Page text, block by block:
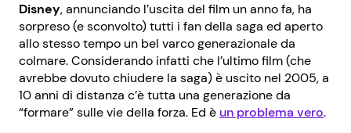
Disney, annunciando l’uscita del film un anno fa, ha
sorpreso (e sconvolto) tutti i fan della saga ed aperto
allo stesso tempo un bel varco generazionale da
colmare. Considerando infatti che l’ultimo film (che
avrebbe dovuto chiudere la saga) è uscito nel 2005, a
10 anni di distanza c’è tutta una generazione da
“formare” sulle vie della forza. Ed è un problema vero.